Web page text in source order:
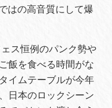
はの⾼⾳質にして爆
ス恒例のパンク勢や
飯を⾷べる時間がな
イムテーブルが今年
⽇本のロックシーン